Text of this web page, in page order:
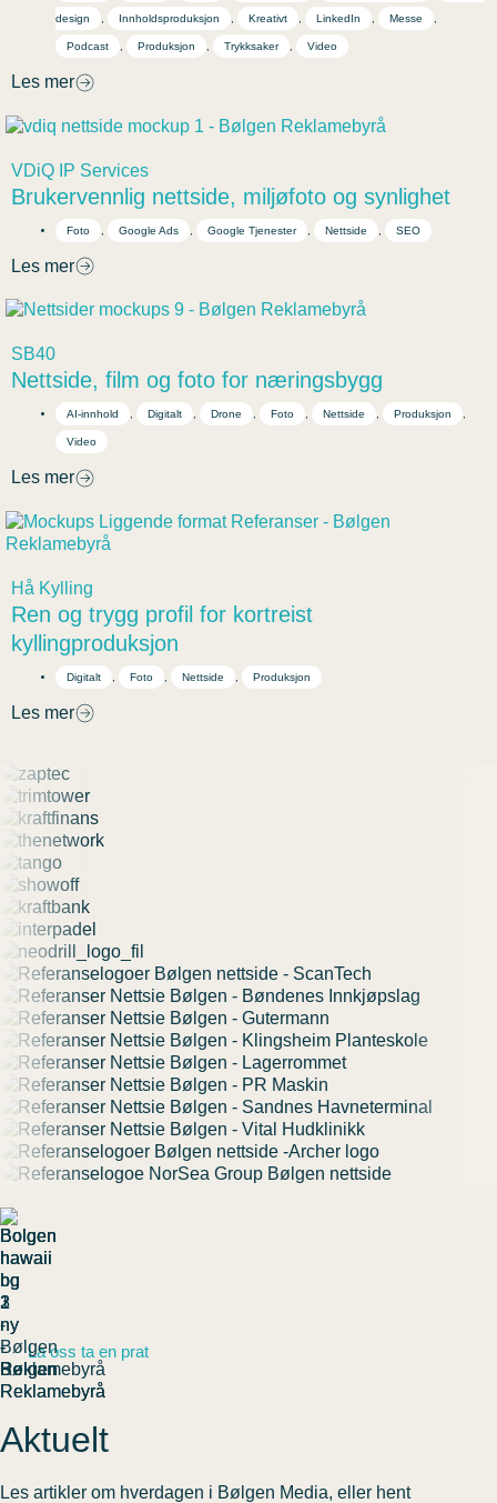
design Innholdsproduksjon Kreativt LinkedIn Messe
Podcast Produksjon Trykksaker Video
Les mer
VDiQ IP Services
Brukervennlig nettside, miljøfoto og synlighet
Foto Google Ads Google Tjenester Nettside SEO
Les mer
SB40
Nettside, film og foto for næringsbygg
AI-innhold , Digitalt , Drone , Foto , Nettside , Produksjon ,
Video
Les mer
Hå Kylling
Ren og trygg profil for kortreist
kyllingproduksjon
Digitalt Foto Nettside Produksjon
Les mer
La oss ta en prat
Aktuelt
Les artikler om hverdagen i Bølgen Media, eller hent